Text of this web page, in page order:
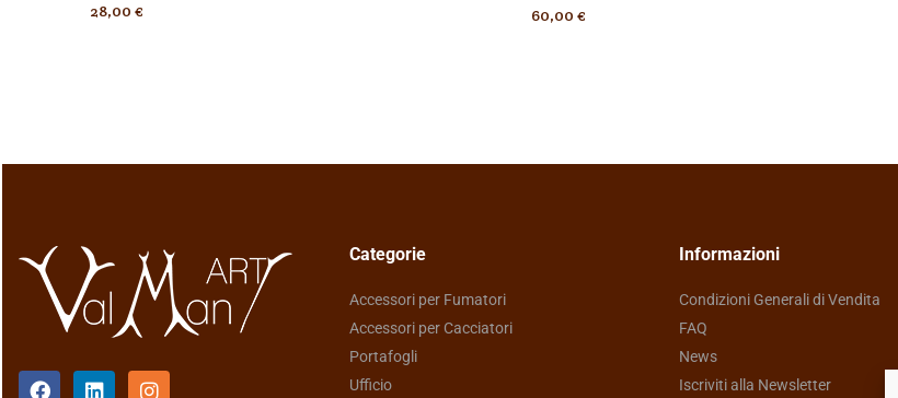
28,00€ 60,00€
Categorie
Accessori per Fumatori
Accessori per Cacciatori
Portafogli
Ufficio
Informazioni
Condizioni Generali di Vendita
FAQ
News
Iscriviti alla Newsletter